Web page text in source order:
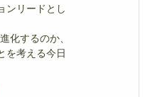
ンリードとし
化するのか、
を考える今日